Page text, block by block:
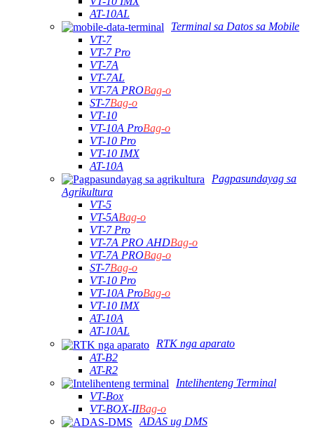
AT-10AL
Terminal sa Datos sa Mobile
VT-7
VT-7 Pro
VT-7A
VT-7AL
VT-7A PROBag-o
ST-7Bag-o
VT-10
VT-10A ProBag-o
VT-10 Pro
VT-10 IMX
AT-10A
Pagpasundayag sa
Agrikultura
VT-5
VT-5ABag-o
VT-7 Pro
VT-7A PRO AHDBag-o
VT-7A PROBag-o
ST-7Bag-o
VT-10 Pro
VT-10A ProBag-o
VT-10 IMX
AT-10A
AT-10AL
RTK nga aparato
AT-B2
AT-R2
Intelihenteng Terminal
VT-Box
VT-BOX-IIBag-o
ADAS ug DMS